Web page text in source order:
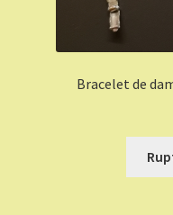
Bracelet de